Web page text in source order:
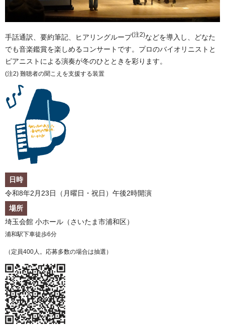
手話通訳、要約筆記、ヒアリングループ(注2)などを導入し、どなた
でも音楽鑑賞を楽しめるコンサートです。プロのバイオリニストと
ピアニストによる演奏が冬のひとときを彩ります。
(注2) 難聴者の聞こえを支援する装置
日時
令和8年2月23日（月曜日・祝日）午後2時開演
場所
埼玉会館 小ホール（さいたま市浦和区）
浦和駅下車徒歩6分
（定員400人。応募多数の場合は抽選）